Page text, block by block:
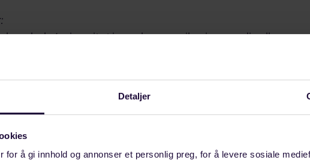
Detaljer
for å gi innhold og annonser et personlig preg, for å levere sosiale
høyskole/universitet innen kommunikasjon, media eller
eller praksis
flater/kanaler
og arbeidsvilkår.